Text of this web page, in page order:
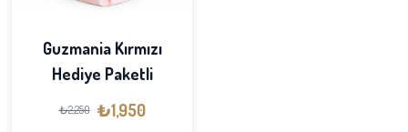
Guzmania Kırmızı
Hediye Paketli
₺2,250 ₺1,950